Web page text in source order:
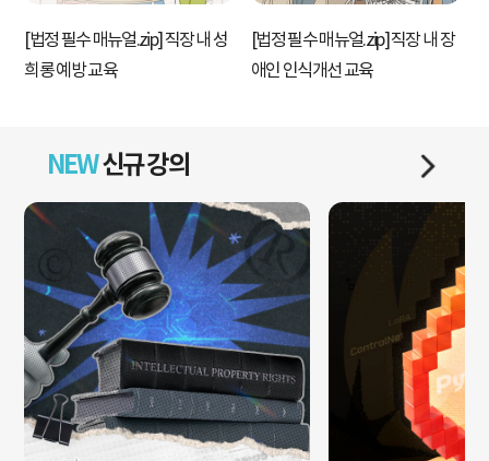
[법정 필수 매뉴얼.zip] 직장 내 성
희롱 예방 교육
[법정 필수 매뉴얼.zip] 직장 내 장
애인 인식개선 교육
NEW신규 강의